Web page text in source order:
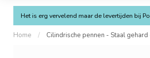
Het is erg vervelend maar de levertijden bij
Home / Cilindrische pennen - Staal